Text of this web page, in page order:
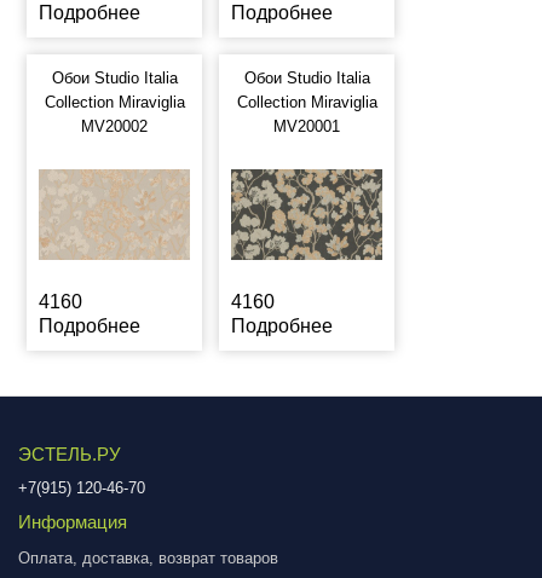
Подробнее
Подробнее
Обои Studio Italia
Collection Miraviglia
MV20002
4160
Подробнее
Обои Studio Italia
Collection Miraviglia
MV20001
4160
Подробнее
ЭСТЕЛЬ.РУ
+7(915) 120-46-70
Информация
Оплата, доставка, возврат товаров